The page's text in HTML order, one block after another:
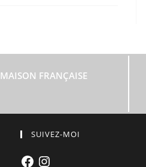
MAISON FRANÇAISE
SUIVEZ-MOI
FacebookInstagram